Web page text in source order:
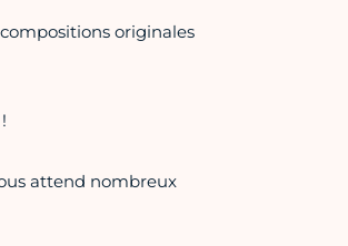
originales
attend nombreux